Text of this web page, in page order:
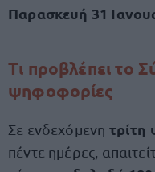
Παρασκευή 31
Τι προβλέπει το
ψηφοφορίες
Σε ενδεχόμενη
πέντε ημέρες,